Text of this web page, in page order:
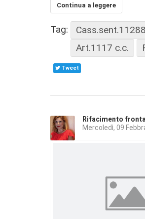
Continua a leggere
Tag:
Art.1117 c.c.
Tweet
Rifacimento
Mercoledì, 09